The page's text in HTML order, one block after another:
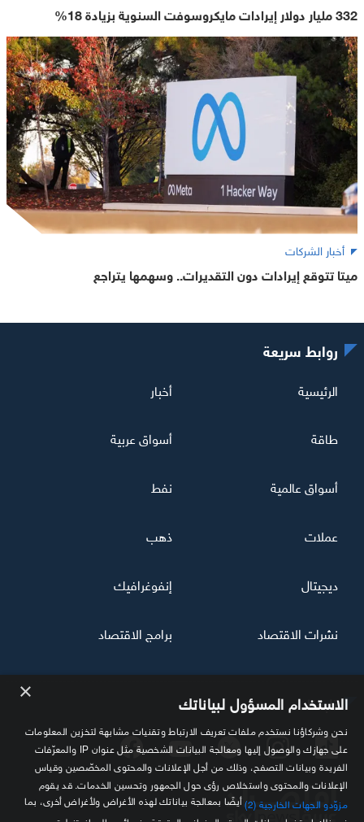
332 مليار دولار إيرادات مايكروسوفت السنوية بزيادة 18%
أخبار الشركات
ميتا تتوقع إيرادات دون التقديرات.. وسهمها يتراجع
تابعنا
روابط سريعة
الرئيسية أخبار
طاقة أسواق عربية
أسواق عالمية نفط
عملات ذهب
ديجيتال إنفوغرافيك
نشرات الاقتصاد برامج الاقتصاد
× الاستخدام المسؤول لبياناتك
نحن وشركاؤنا نستخدم ملفات تعريف الارتباط وتقنيات مشابهة لتخزين المعلومات
على جهازك والوصول إليها ومعالجة البيانات الشخصية مثل عنوان IP والمعرّفات
الفريدة وبيانات التصفح، وذلك من أجل الإعلانات والمحتوى المخصّصين وقياس
الإعلانات والمحتوى واستخلاص رؤى حول الجمهور وتحسين الخدمات. قد يقوم
مزوّدو الجهات الخارجية (2)
أيضًا بمعالجة بياناتك لهذه الأغراض ولأغراض أخرى، بما